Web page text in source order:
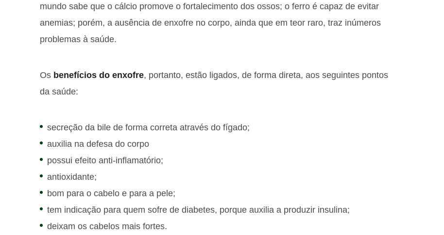
mundo sabe que o cálcio promove o fortalecimento dos ossos; o ferro é capaz de evitar
anemias; porém, a ausência de enxofre no corpo, ainda que em teor raro, traz inúmeros
problemas à saúde.
Os benefícios do enxofre, portanto, estão ligados, de forma direta, aos seguintes pontos
da saúde:
secreção da bile de forma correta através do fígado;
auxilia na defesa do corpo
possui efeito anti-inflamatório;
antioxidante;
bom para o cabelo e para a pele;
tem indicação para quem sofre de diabetes, porque auxilia a produzir insulina;
deixam os cabelos mais fortes.